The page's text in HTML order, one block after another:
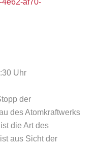
af70-
Uhr
der
des Atomkraftwerks
die Art des
aus Sicht der